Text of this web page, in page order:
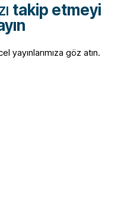
takip etmeyi
yayınlarımıza göz atın.